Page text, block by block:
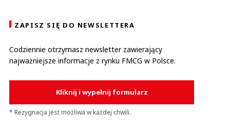
ZAPISZ SIĘ DO NEWSLETTERA
Codziennie otrzymasz newsletter zawierający
najważniejsze informacje z rynku FMCG w Polsce.
Kliknij i wypełnij formularz
* Rezygnacja jest możliwa w każdej chwili.